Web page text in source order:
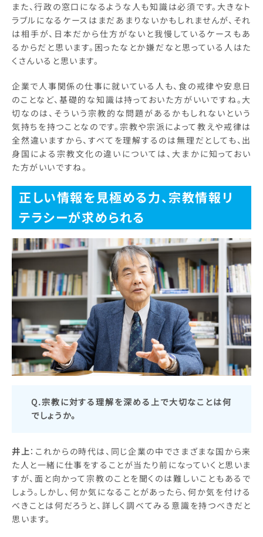
また、行政の窓口になるような人も知識は必須です。大きなト
ラブルになるケースはまだあまりないかもしれませんが、それ
は相手が、日本だから仕方がないと我慢しているケースもあ
るからだと思います。困ったなとか嫌だなと思っている人はた
くさんいると思います。
企業で人事関係の仕事に就いている人も、食の戒律や安息日
のことなど、基礎的な知識は持っておいた方がいいですね。大
切なのは、そういう宗教的な問題があるかもしれないという
気持ちを持つことなのです。宗教や宗派によって教えや戒律は
全然違いますから、すべてを理解するのは無理だとしても、出
身国による宗教文化の違いについては、大まかに知っておい
た方がいいですね。
正しい情報を見極める力、宗教情報リ
テラシーが求められる
Q.宗教に対する理解を深める上で大切なことは何
でしょうか。
井上：これからの時代は、同じ企業の中でさまざまな国から来
た人と一緒に仕事をすることが当たり前になっていくと思いま
すが、面と向かって宗教のことを聞くのは難しいこともあるで
しょう。しかし、何か気になることがあったら、何か気を付ける
べきことは何だろうと、詳しく調べてみる意識を持つべきだと
思います。